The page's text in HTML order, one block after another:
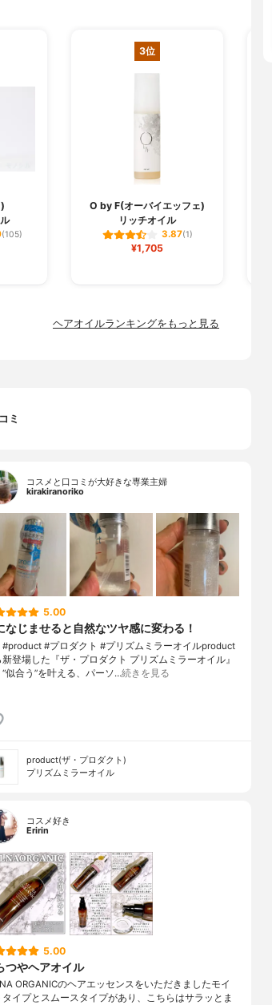
(105)
3位
O by F(オーバイエッフェ)
リッチオイル
3.87(1)
¥1,705
ヘアオイルランキングをもっと見る
ミ
コスメと口コミが大好きな専業主婦
kirakiranoriko
5.00
なじませると自然なツヤ感に変わる！
#product #プロダクト #プリズムミラーオイルproduct
新登場した『ザ・プロダクト プリズムミラーオイル』
“似合う”を叶える、パーソ…続きを見る
product(ザ・プロダクト)
プリズムミラーオイル
コスメ好き
Eririn
5.00
つやヘアオイル
ORGANICのヘアエッセンスをいただきましたモイ
タイプとスムースタイプがあり、こちらはサラッとま